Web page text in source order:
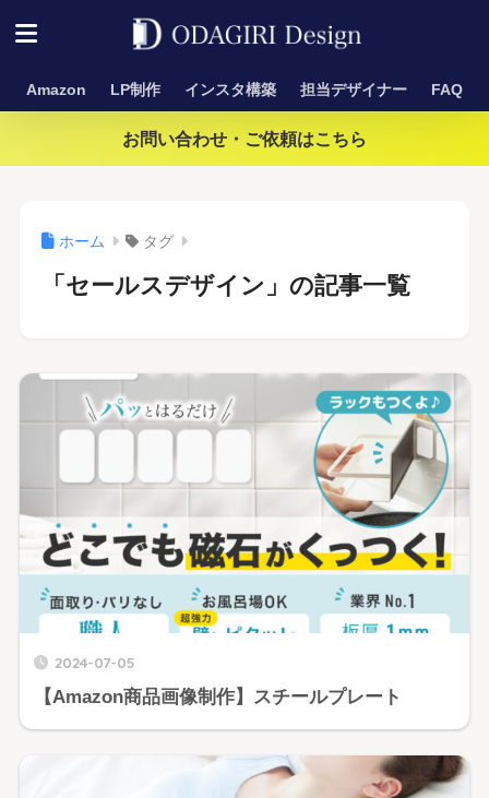
Amazon LP制作 インスタ構築 担当デザイナー FAQ
お問い合わせ・ご依頼はこちら
ホーム タグ
「セールスデザイン」の記事一覧
2024-07-05
【Amazon商品画像制作】スチールプレート